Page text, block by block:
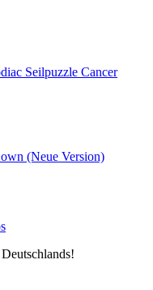
Seilpuzzle Cancer
(Neue Version)